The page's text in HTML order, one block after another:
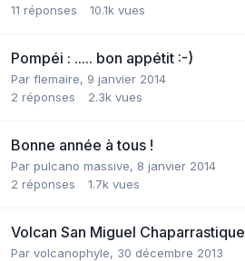
11 réponses 10.1k vues
Pompéi : ..... bon appétit :-)
Par flemaire, 9 janvier 2014
2 réponses 2.3k vues
Bonne année à tous !
Par pulcano massive, 8 janvier 2014
2 réponses 1.7k vues
Volcan San Miguel Chaparrastique
Par volcanophyle, 30 décembre 2013